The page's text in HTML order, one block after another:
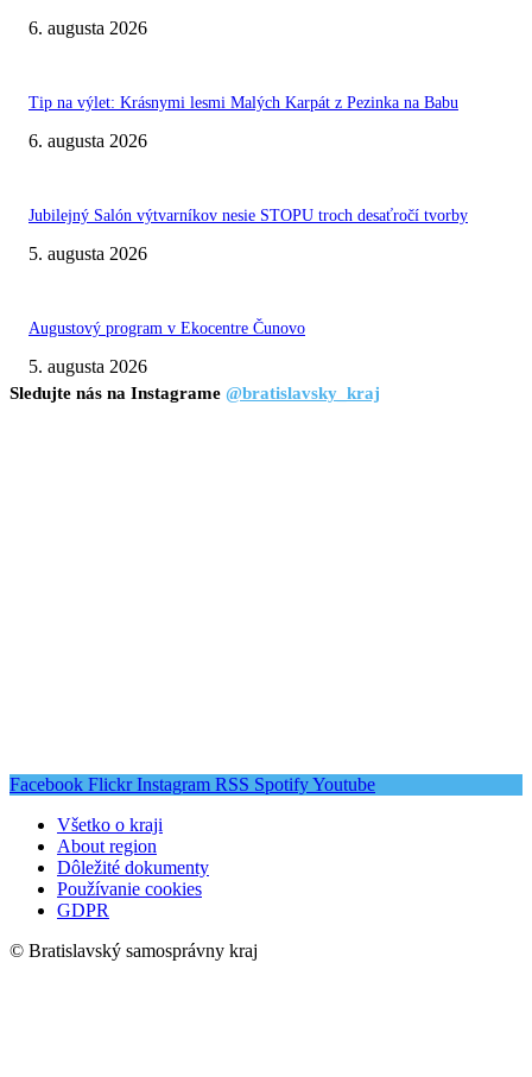
6. augusta 2026
Tip na výlet: Krásnymi lesmi Malých Karpát z Pezinka na Babu
6. augusta 2026
Jubilejný Salón výtvarníkov nesie STOPU troch desaťročí tvorby
5. augusta 2026
Augustový program v Ekocentre Čunovo
5. augusta 2026
Sledujte nás na Instagrame @bratislavsky_kraj
Facebook Flickr Instagram RSS SpotifyYoutube
Všetko o kraji
About region
Dôležité dokumenty
Používanie cookies
GDPR
© Bratislavský samosprávny kraj